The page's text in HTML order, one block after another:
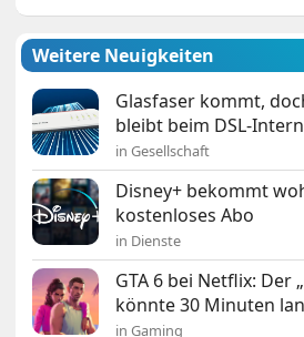
Weitere Neuigkeiten
Glasfaser kommt,
bleibt beim DSL-
in Gesellschaft
Disney+ bekommt
kostenloses Abo
in Dienste
GTA 6 bei Netflix: Der
könnte 30 Minuten
in Gaming